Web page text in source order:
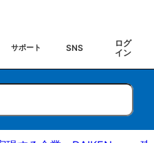
サポート SNS
ログ
イン